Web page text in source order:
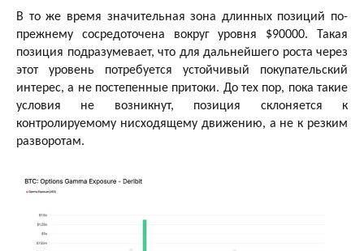
В то же время значительная зона длинных позиций по-
прежнему сосредоточена вокруг уровня $90000. Такая
позиция подразумевает, что для дальнейшего роста через
этот уровень потребуется устойчивый покупательский
интерес, а не постепенные притоки. До тех пор, пока такие
условия не возникнут, позиция склоняется к
контролируемому нисходящему движению, а не к резким
разворотам.